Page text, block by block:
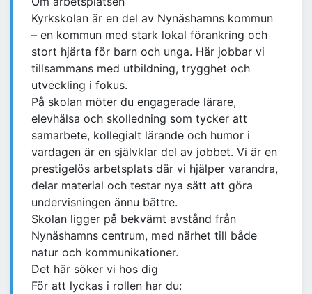
Kyrkskolan är en del av Nynäshamns kommun
– en kommun med stark lokal förankring och
stort hjärta för barn och unga. Här jobbar vi
tillsammans med utbildning, trygghet och
utveckling i fokus.
På skolan möter du engagerade lärare,
elevhälsa och skolledning som tycker att
samarbete, kollegialt lärande och humor i
vardagen är en självklar del av jobbet. Vi är en
prestigelös arbetsplats där vi hjälper varandra,
delar material och testar nya sätt att göra
undervisningen ännu bättre.
Skolan ligger på bekvämt avstånd från
Nynäshamns centrum, med närhet till både
natur och kommunikationer.
Det här söker vi hos dig
För att lyckas i rollen har du: